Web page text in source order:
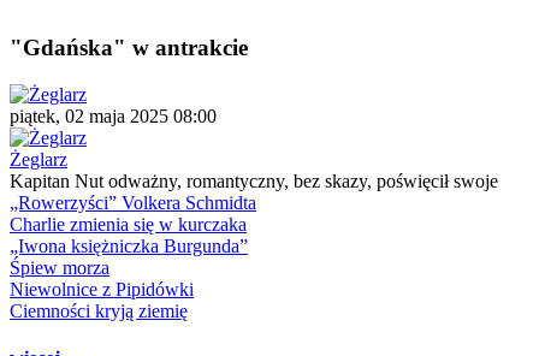
"Gdańska" w antrakcie
piątek, 02 maja 2025 08:00
Żeglarz
Kapitan Nut odważny, romantyczny, bez skazy, poświęcił swoje
„Rowerzyści” Volkera Schmidta
Charlie zmienia się w kurczaka
„Iwona księżniczka Burgunda”
Śpiew morza
Niewolnice z Pipidówki
Ciemności kryją ziemię